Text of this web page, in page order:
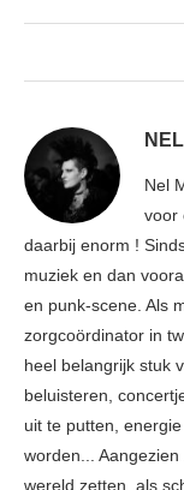
Nel
voor
daarbij enorm !
muziek en dan
en punk-scene. Als
zorgcoördinator in
heel belangrijk stuk
beluisteren,
uit te putten,
worden...
wereld zetten, als